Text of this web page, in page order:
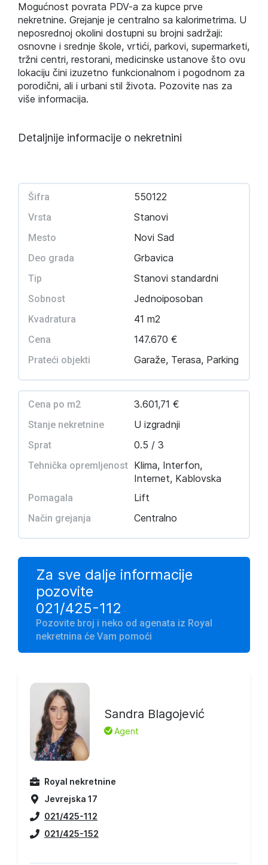
Mogućnost povrata PDV-a za kupce prve
nekretnine. Grejanje je centralno sa kalorimetrima. U
neposrednoj okolini dostupni su brojni sadržaji:
osnovne i srednje škole, vrtići, parkovi, supermarketi,
tržni centri, restorani, medicinske ustanove što ovu
lokaciju čini izuzetno funkcionalnom i pogodnom za
porodični, ali i urbani stil života. Pozovite nas za
više informacija.
Detaljnije informacije o nekretnini
Šifra 550122
Vrsta Stanovi
Mesto Novi Sad
Deo grada Grbavica
Tip Stanovi standardni
Sobnost Jednoiposoban
Kvadratura 41 m2
Cena 147.670 €
Prateći objekti Garaže, Terasa, Parking
Cena po m2 3.601,71 €
Stanje nekretnine U izgradnji
Sprat 0.5 / 3
Tehnička opremljenost Klima, Interfon,
Internet, Kablovska
Pomagala Lift
Način grejanja Centralno
Za sve dalje informacije
pozovite
021/425-112
Pozovite broj i neko od agenata iz Royal
nekretnina će Vam pomoći
Sandra Blagojević
L Agent
Royal nekretnine
Jevrejska 17
021/425-112
021/425-152